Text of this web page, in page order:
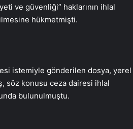
ve güvenliği” haklarının ihlal
hükmetmişti.
istemiyle gönderilen dosya, yerel
söz konusu ceza dairesi ihlal
bulunulmuştu.